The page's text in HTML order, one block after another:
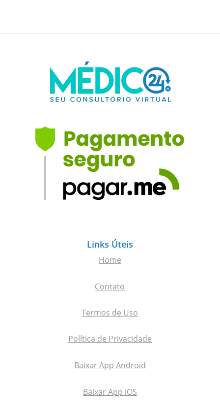
Links Úteis
Home
Contato
Termos de Uso
Política de Privacidade
Baixar App Android
Baixar App iOS